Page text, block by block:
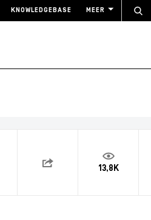
KNOWLEDGEBASE MEER
13,8K